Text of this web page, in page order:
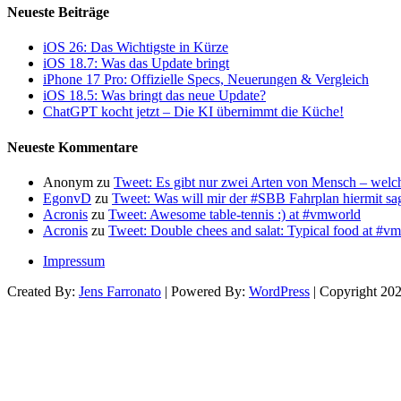
Neueste Beiträge
iOS 26: Das Wichtigste in Kürze
iOS 18.7: Was das Update bringt
iPhone 17 Pro: Offizielle Specs, Neuerungen & Vergleich
iOS 18.5: Was bringt das neue Update?
ChatGPT kocht jetzt – Die KI übernimmt die Küche!
Neueste Kommentare
Anonym zu Tweet: Es gibt nur zwei Arten von Mensch –
EgonvD zu Tweet: Was will mir der #SBB Fahrplan hiermit
Acronis zu Tweet: Awesome table-tennis :) at #vmworld
Acronis zu Tweet: Double chees and salat: Typical food at
Impressum
Created By: Jens Farronato | Powered By: WordPress | Copyright